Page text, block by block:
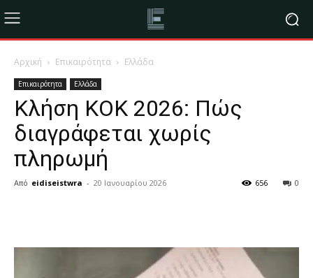
Αρχική Επικαιρότητα Ελλάδα
Επικαιρότητα Ελλάδα
Κλήση ΚΟΚ 2026: Πώς
διαγράφεται χωρίς
πληρωμή
Από eidiseistwra - 20 Ιανουαρίου 2026 0
656